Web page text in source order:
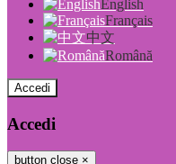
English
Français
中文
Română
Accedi
Accedi
button close ×